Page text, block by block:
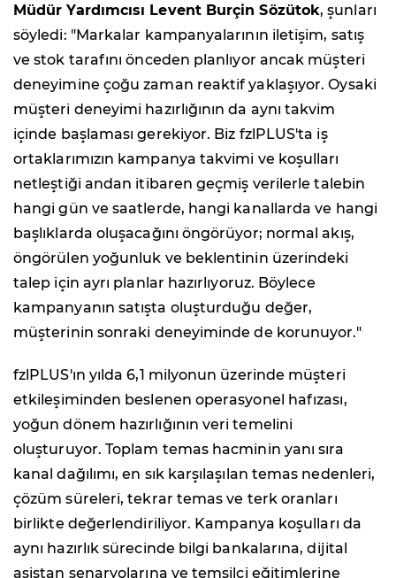
Müdür Yardımcısı Levent Burçin Sözütok, şunları
söyledi: "Markalar kampanyalarının iletişim, satış
ve stok tarafını önceden planlıyor ancak müşteri
deneyimine çoğu zaman reaktif yaklaşıyor. Oysaki
müşteri deneyimi hazırlığının da aynı takvim
içinde başlaması gerekiyor. Biz fzlPLUS'ta iş
ortaklarımızın kampanya takvimi ve koşulları
netleştiği andan itibaren geçmiş verilerle talebin
hangi gün ve saatlerde, hangi kanallarda ve hangi
başlıklarda oluşacağını öngörüyor; normal akış,
öngörülen yoğunluk ve beklentinin üzerindeki
talep için ayrı planlar hazırlıyoruz. Böylece
kampanyanın satışta oluşturduğu değer,
müşterinin sonraki deneyiminde de korunuyor."
fzlPLUS'ın yılda 6,1 milyonun üzerinde müşteri
etkileşiminden beslenen operasyonel hafızası,
yoğun dönem hazırlığının veri temelini
oluşturuyor. Toplam temas hacminin yanı sıra
kanal dağılımı, en sık karşılaşılan temas nedenleri,
çözüm süreleri, tekrar temas ve terk oranları
birlikte değerlendiriliyor. Kampanya koşulları da
aynı hazırlık sürecinde bilgi bankalarına, dijital
asistan senaryolarına ve temsilci eğitimlerine